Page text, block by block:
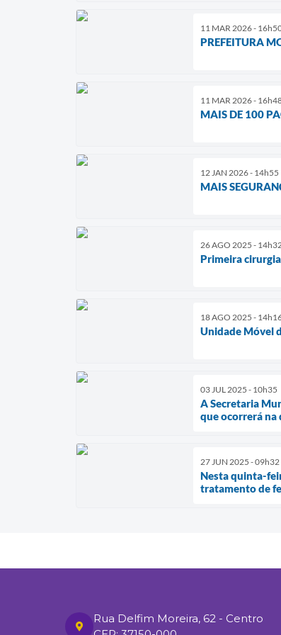
11 MAR 2026 -
PREFEITURA
11 MAR 2026 -
MAIS DE 100
12 JAN 2026 - 14h55
MAIS
26 AGO 2025 - 14h32
Primeira
18 AGO 2025 -
Unidade Móvel
03 JUL 2025 - 10h35
A Secretaria
que ocorrerá na
27 JUN 2025 - 09h32
Nesta quinta-
tratamento de
Rua Delfim Moreira, 62 - Centro